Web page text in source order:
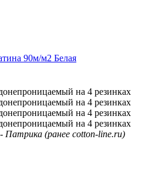
90м/м2 Белая
на 4 резинках
на 4 резинках
на 4 резинках
на 4 резинках
Патрика (ранее cotton-line.ru)